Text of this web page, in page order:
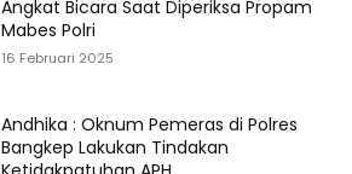
Angkat Bicara Saat Diperiksa Propam
Mabes Polri
16 Februari 2025
Andhika : Oknum Pemeras di Polres
Bangkep Lakukan Tindakan